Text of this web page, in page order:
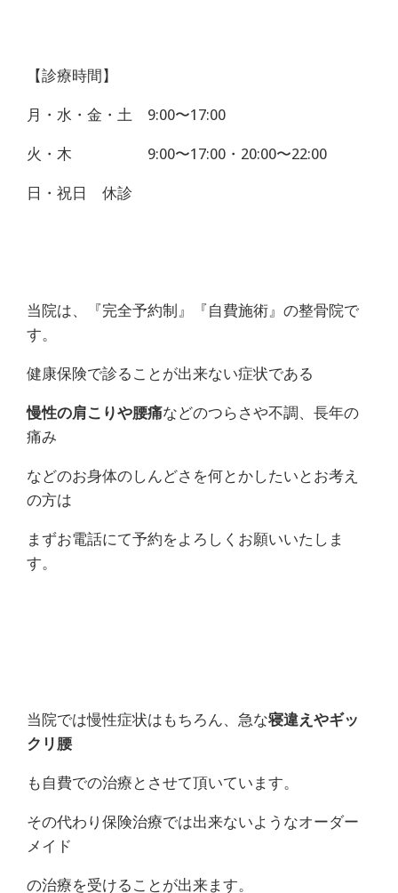
【診療時間】
月・水・金・土 9:00〜17:00
火・木 9:00〜17:00・20:00〜22:00
日・祝日 休診
当院は、『完全予約制』『自費施術』の整骨院で
す。
健康保険で診ることが出来ない症状である
慢性の肩こりや腰痛などのつらさや不調、長年の
痛み
などのお身体のしんどさを何とかしたいとお考え
の方は
まずお電話にて予約をよろしくお願いいたしま
す。
当院では慢性症状はもちろん、急な寝違えやギッ
クリ腰
も自費での治療とさせて頂いています。
その代わり保険治療では出来ないようなオーダー
メイド
の治療を受けることが出来ます。